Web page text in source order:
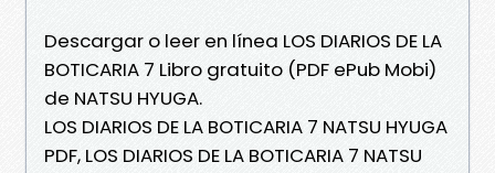
Descargar o leer en línea LOS DIARIOS DE LA
BOTICARIA 7 Libro gratuito (PDF ePub Mobi)
de NATSU HYUGA.
LOS DIARIOS DE LA BOTICARIA 7 NATSU HYUGA
PDF, LOS DIARIOS DE LA BOTICARIA 7 NATSU